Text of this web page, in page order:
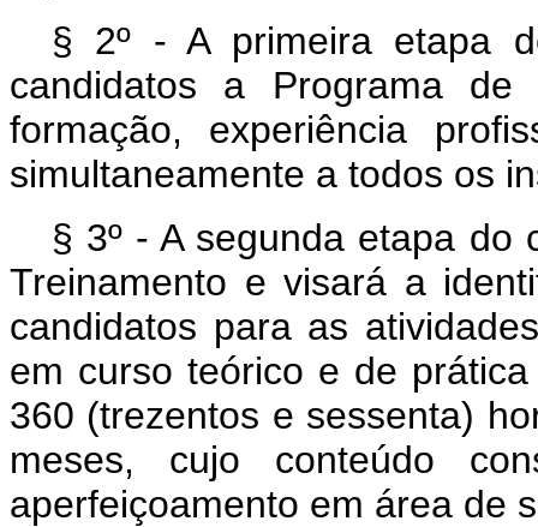
§ 2º - A primeira etapa
candidatos a Programa de
formação, experiência
simultaneamente a todos os
§ 3º - A segunda etapa do
Treinamento e visará a
candidatos para as
em curso teórico e de
360 (trezentos e sessenta)
meses, cujo conteúdo
aperfeiçoamento em área de